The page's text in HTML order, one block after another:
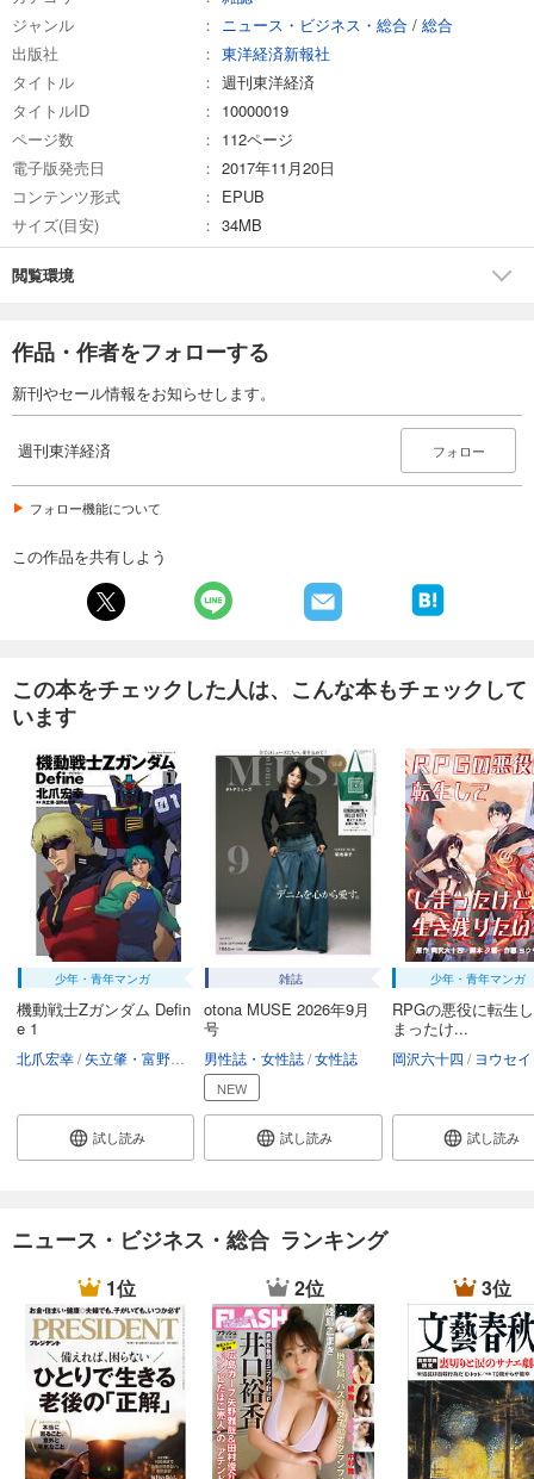
試し読み
あらすじを表示する
週刊東洋経済 2026/3/7号
あらすじを表示する
あらすじを表示する
カート
あらすじを表示する
週刊東洋経済 2026/1/31・2/7合併号
週刊東洋経済 2026/1/24号
880円 (税込)
カート
試し読み
あらすじを表示する
週刊東洋経済 2026/1/10・1/17合併号
880円 (税込)
カート
試し読み
あらすじを表示する
週刊東洋経済 2025/12/27・2026/1/3合併号
880円 (税込)
あらすじを表示する
週刊東洋経済 2025/12/20号
880円 (税込)
カート
試し読み
あらすじを表示する
週刊東洋経済 2025/12/13号
ジャンル
ニュース・ビジネス・総合 / 総合
出版社
東洋経済新報社
タイトル
週刊東洋経済
タイトルID
10000019
ページ数
112ページ
電子版発売日
2017年11月20日
コンテンツ形式
EPUB
サイズ(目安)
34MB
閲覧環境
作品・作者をフォローする
新刊やセール情報をお知らせします。
週刊東洋経済 フォロー
フォロー機能について
この作品を共有しよう
この本をチェックした人は、こんな本もチェックして
います
少年・青年マンガ
機動戦士Zガンダム Defin
e 1
北爪宏幸 矢立肇・富野由悠季
試し読み
雑誌
otona MUSE 2026年9月
号
男性誌・女性誌 女性誌
NEW
試し読み
少年・青年マンガ
RPGの悪役に転生
まったけ...
岡沢六十四 ヨウセイ
試し読み
ニュース・ビジネス・総合 ランキング
1位 2位 3位